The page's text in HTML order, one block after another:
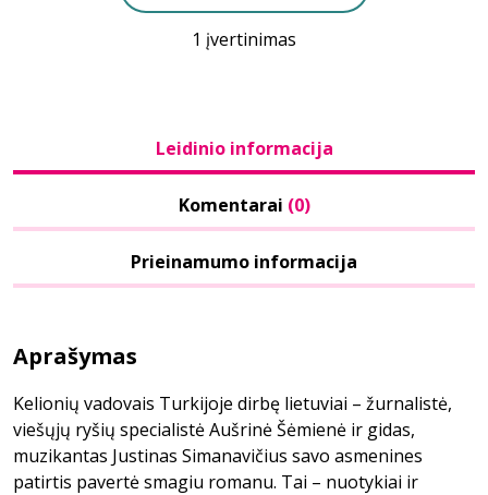
1 įvertinimas
Leidinio informacija
Komentarai (0)
Prieinamumo informacija
Aprašymas
Kelionių vadovais Turkijoje dirbę lietuviai – žurnalistė,
viešųjų ryšių specialistė Aušrinė Šėmienė ir gidas,
muzikantas Justinas Simanavičius savo asmenines
patirtis pavertė smagiu romanu. Tai – nuotykiai ir